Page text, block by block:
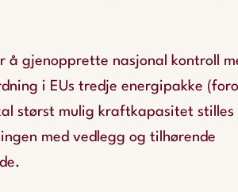
gjenopprette nasjonal kontroll
i EUs tredje energipakke
størst mulig kraftkapasitet stilles
med vedlegg og tilhørende